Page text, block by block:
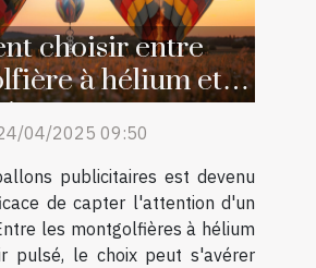
choisir entre
à hélium et à
pour votre
04/2025 09:50
publicitaires est devenu
de capter l'attention d'un
les montgolfières à hélium
pulsé, le choix peut s'avérer